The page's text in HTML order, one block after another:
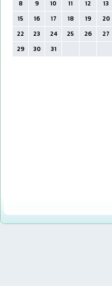
8
9 10 11 12 13
15
16 17 18 19 20
22
23 24 25 26 27
29
30 31